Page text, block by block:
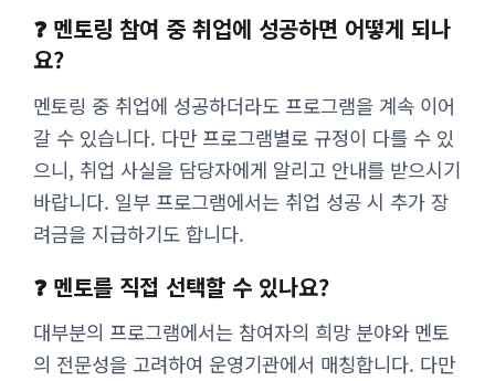
❓ 멘토링 참여 중 취업에 성공하면 어떻게 되나
요?
멘토링 중 취업에 성공하더라도 프로그램을 계속 이어
갈 수 있습니다. 다만 프로그램별로 규정이 다를 수 있
으니, 취업 사실을 담당자에게 알리고 안내를 받으시기
바랍니다. 일부 프로그램에서는 취업 성공 시 추가 장
려금을 지급하기도 합니다.
❓ 멘토를 직접 선택할 수 있나요?
대부분의 프로그램에서는 참여자의 희망 분야와 멘토
의 전문성을 고려하여 운영기관에서 매칭합니다. 다만